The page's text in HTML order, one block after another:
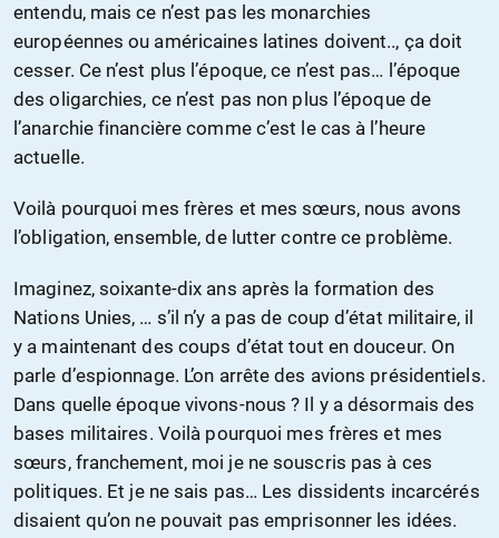
entendu, mais ce n’est pas les monarchies
européennes ou américaines latines doivent.., ça doit
cesser. Ce n’est plus l’époque, ce n’est pas… l’époque
des oligarchies, ce n’est pas non plus l’époque de
l’anarchie financière comme c’est le cas à l’heure
actuelle.
Voilà pourquoi mes frères et mes sœurs, nous avons
l’obligation, ensemble, de lutter contre ce problème.
Imaginez, soixante-dix ans après la formation des
Nations Unies, … s’il n’y a pas de coup d’état militaire, il
y a maintenant des coups d’état tout en douceur. On
parle d’espionnage. L’on arrête des avions présidentiels.
Dans quelle époque vivons-nous ? Il y a désormais des
bases militaires. Voilà pourquoi mes frères et mes
sœurs, franchement, moi je ne souscris pas à ces
politiques. Et je ne sais pas… Les dissidents incarcérés
disaient qu’on ne pouvait pas emprisonner les idées.